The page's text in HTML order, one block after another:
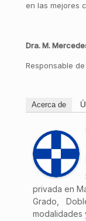
en las mejores
Dra. M.
Responsable
Acerca de
privada en
Grado,
modalidades